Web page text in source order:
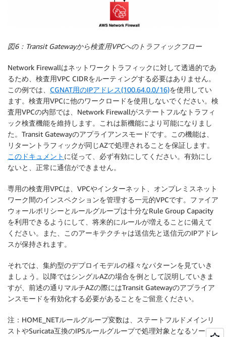
図6：Transit Gatewayから検査用VPCへのトラフィックフロー
Network Firewallはネットワークトラフィックに対して透過的であ
るため、検査用VPC CIDRをルーティングする必要はありません。
この例では、 CGNAT用のIPアドレス(100.64.0.0/16)を使用してい
ます。検査用VPCに他のワークロードを使用しないでください。検
査用VPCの内部では、Network Firewallがステートフルなトラフィ
ック検査機能を維持します。これは新機能により可能になりまし
た。Transit Gatewayのアプライアンスモードです。この機能は、
リターントラフィックが同じAZで処理されることを保証します。
このドキュメント に従って、必ず有効にしてください。有効にし
ないと、正常に通信ができません。
専用の検査用VPCは、VPCやインターネット、オンプレミスネット
ワーク間のインスペクションを管理する一元的VPCです。ファイア
ウォールポリシーとルールグループは十分なRule Group Capacity
を利用できるようにして、将来的にルールが増えることに備えて
ください。また、このアーキテクチャは送信先と送信元のIPアドレ
スが保持されます。
それでは、集約型のデプロイモデルの様々なパターンを見ていき
ましょう。以降ではシングルAZの場合を例として説明していきま
すが、前述の通りマルチAZの際にはTransit Gatewayのアプライア
ンスモードを有効化する必要があることをご留意ください。
注：HOME_NETルールグループ変数は、ステートフルドメインリ
ストやSuricata互換のIPSルールグループで処理対象となるソースIP